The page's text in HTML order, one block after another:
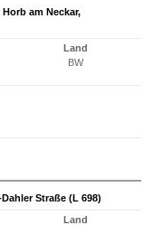
am Neckar,
Land
BW
Straße (L 698)
Land